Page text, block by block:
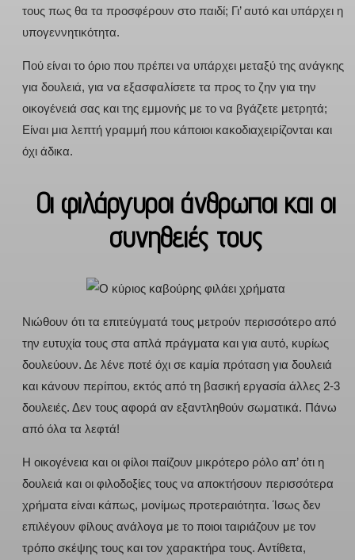
τους πως θα τα προσφέρουν στο παιδί; Γι’ αυτό και υπάρχει η
υπογεννητικότητα.
Πού είναι το όριο που πρέπει να υπάρχει μεταξύ της ανάγκης
για δουλειά, για να εξασφαλίσετε τα προς το ζην για την
οικογένειά σας και της εμμονής με το να βγάζετε μετρητά;
Είναι μια λεπτή γραμμή που κάποιοι κακοδιαχειρίζονται και
όχι άδικα.
Οι φιλάργυροι άνθρωποι και οι
συνηθειές τους
Νιώθουν ότι τα επιτεύγματά τους μετρούν περισσότερο από
την ευτυχία τους στα απλά πράγματα και για αυτό, κυρίως
δουλεύουν. Δε λένε ποτέ όχι σε καμία πρόταση για δουλειά
και κάνουν περίπου, εκτός από τη βασική εργασία άλλες 2-3
δουλειές. Δεν τους αφορά αν εξαντληθούν σωματικά. Πάνω
από όλα τα λεφτά!
Η οικογένεια και οι φίλοι παίζουν μικρότερο ρόλο απ’ ότι η
δουλειά και οι φιλοδοξίες τους να αποκτήσουν περισσότερα
χρήματα είναι κάπως, μονίμως προτεραιότητα. Ίσως δεν
επιλέγουν φίλους ανάλογα με το ποιοι ταιριάζουν με τον
τρόπο σκέψης τους και τον χαρακτήρα τους. Αντίθετα,